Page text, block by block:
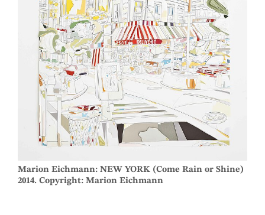
Marion Eichmann: NEW YORK (Come Rain or Shine)
2014. Copyright: Marion Eichmann